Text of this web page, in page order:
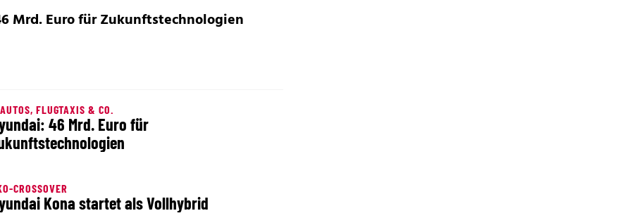
Mrd. Euro für Zukunftstechnologien
FLUGTAXIS & CO.
46 Mrd. Euro für
CROSSOVER
Kona startet als Vollhybrid